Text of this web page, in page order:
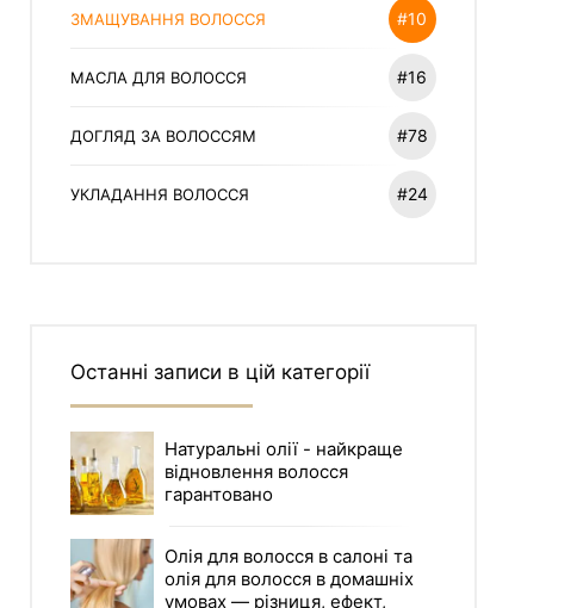
ЗМАЩУВАННЯ ВОЛОССЯ #10
МАСЛА ДЛЯ ВОЛОССЯ #16
ДОГЛЯД ЗА ВОЛОССЯМ #78
УКЛАДАННЯ ВОЛОССЯ #24
Останні записи в цій категорії
Натуральні олії - найкраще
відновлення волосся
гарантовано
Олія для волосся в салоні та
олія для волосся в домашніх
умовах — різниця, ефект,